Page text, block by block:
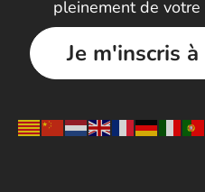
pleinement de
Je m'inscris